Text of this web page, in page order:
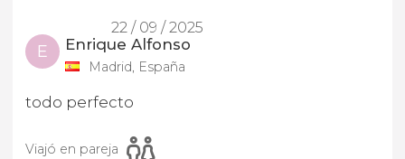
22 / 09 / 2025
E Enrique Alfonso
Madrid, España
todo perfecto
Viajó en pareja